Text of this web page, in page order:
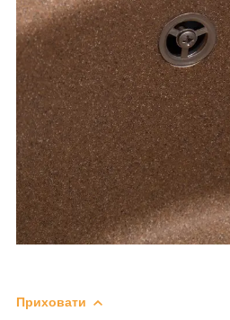
Приховати